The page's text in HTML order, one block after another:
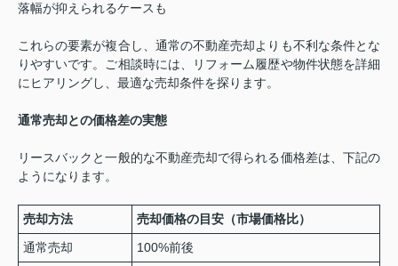
落幅が抑えられるケースも
これらの要素が複合し、通常の不動産売却よりも不利な条件とな
りやすいです。ご相談時には、リフォーム履歴や物件状態を詳細
にヒアリングし、最適な売却条件を探ります。
通常売却との価格差の実態
リースバックと一般的な不動産売却で得られる価格差は、下記の
ようになります。
売却方法
売却価格の目安（市場価格比）
通常売却
100%前後